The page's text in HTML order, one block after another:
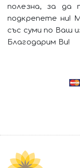
полезна, за да
подкрепете ни!
със суми по Ваш
Благодарим Ви!